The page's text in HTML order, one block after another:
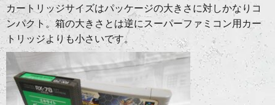
カートリッジサイズはパッケージの大きさに対しかなりコ
ンパクト。箱の大きさとは逆にスーパーファミコン用カー
トリッジよりも小さいです。